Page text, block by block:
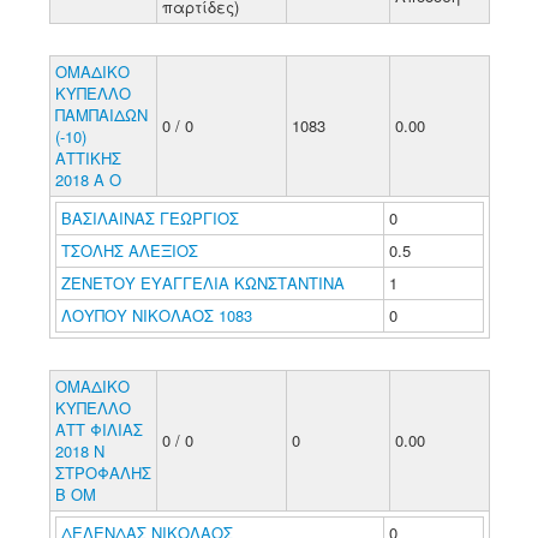
παρτίδες)
ΟΜΑΔΙΚΟ
ΚΥΠΕΛΛΟ
ΠΑΜΠΑΙΔΩΝ
(-10)
ΑΤΤΙΚΗΣ
2018 Α Ο
0 / 0 1083 0.00
ΒΑΣΙΛΑΙΝΑΣ ΓΕΩΡΓΙΟΣ
0
ΤΣΟΛΗΣ ΑΛΕΞΙΟΣ
0.5
ΖΕΝΕΤΟΥ ΕΥΑΓΓΕΛΙΑ ΚΩΝΣΤΑΝΤΙΝΑ
1
ΛΟΥΠΟΥ ΝΙΚΟΛΑΟΣ 1083
0
OMAΔΙΚΟ
ΚΥΠΕΛΛΟ
ΑΤΤ ΦΙΛΙΑΣ
2018 Ν
ΣΤΡΟΦΑΛΗΣ
Β ΟΜ
0 / 0 0 0.00
ΔΕΛΕΝΔΑΣ ΝΙΚΟΛΑΟΣ 0